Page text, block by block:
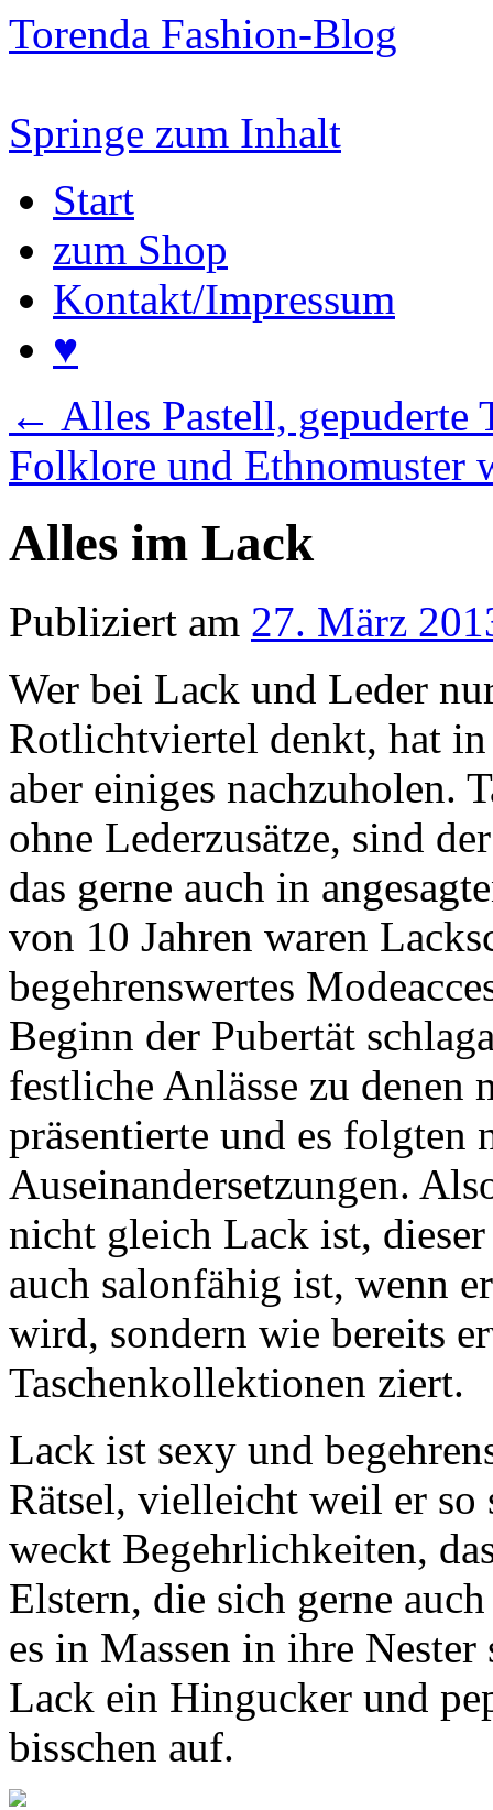
Torenda Fashion-Blog
Springe zum Inhalt
Start
zum Shop
Kontakt/Impressum
♥
← Alles Pastell, gepuderte
Folklore und Ethnomuster
Alles im Lack
Publiziert am 27. März
Wer bei Lack und Leder
Rotlichtviertel denkt, hat
aber einiges nachzuholen.
ohne Lederzusätze, sind
das gerne auch in
von 10 Jahren waren
begehrenswertes
Beginn der Pubertät
festliche Anlässe zu
präsentierte und es folgten
Auseinandersetzungen.
nicht gleich Lack ist,
auch salonfähig ist, wenn
wird, sondern wie bereits
Taschenkollektionen ziert.
Lack ist sexy und
Rätsel, vielleicht weil er so
weckt Begehrlichkeiten,
Elstern, die sich gerne
es in Massen in ihre
Lack ein Hingucker und
bisschen auf.